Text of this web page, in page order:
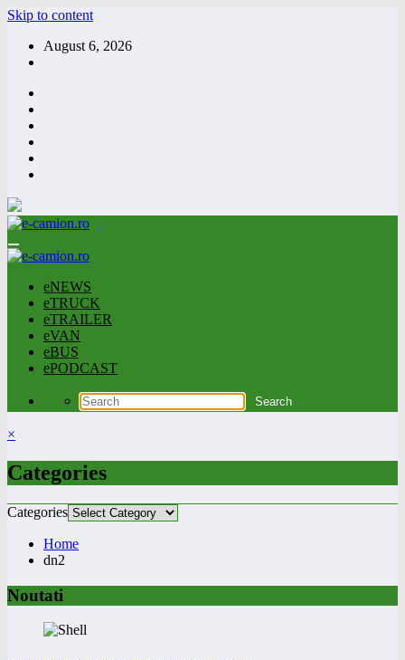
Skip to content
August 6, 2026
eNEWS
eTRUCK
eTRAILER
eVAN
eBUS
ePODCAST
×
Categories
Categories
Home
dn2
Noutati